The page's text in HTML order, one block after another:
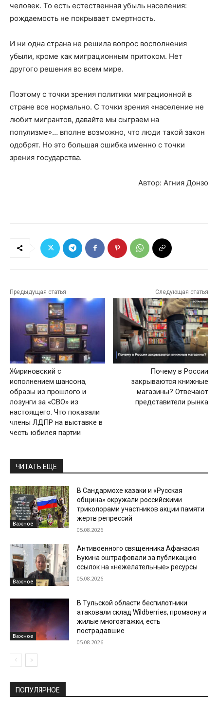
человек. То есть естественная убыль населения:
рождаемость не покрывает смертность.
И ни одна страна не решила вопрос восполнения
убыли, кроме как миграционным притоком. Нет
другого решения во всем мире.
Поэтому с точки зрения политики миграционной в
стране все нормально. С точки зрения «население не
любит мигрантов, давайте мы сыграем на
популизме»… вполне возможно, что люди такой закон
одобрят. Но это большая ошибка именно с точки
зрения государства.
Автор: Агния Донзо
Предыдущая статья
Жириновский с
исполнением шансона,
образы из прошлого и
лозунги за «СВО» из
настоящего. Что показали
члены ЛДПР на выставке в
честь юбилея партии
Следующая статья
Почему в России
закрываются книжные
магазины? Отвечают
представители рынка
ЧИТАТЬ ЕЩЕ
Важное
В Сандармохе казаки и «Русская
община» окружали российскими
триколорами участников акции памяти
жертв репрессий
05.08.2026
Важное
Антивоенного священника Афанасия
Букина оштрафовали за публикацию
ссылок на «нежелательные» ресурсы
05.08.2026
Важное
В Тульской области беспилотники
атаковали склад Wildberries, промзону и
жилые многоэтажки, есть
пострадавшие
05.08.2026
ПОПУЛЯРНОЕ